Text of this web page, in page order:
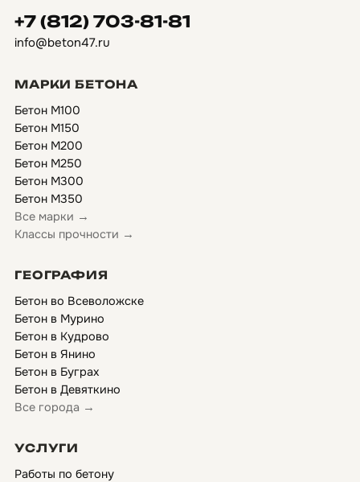
+7 (812) 703-81-81
info@beton47.ru
МАРКИ БЕТОНА
Бетон М100
Бетон М150
Бетон М200
Бетон М250
Бетон М300
Бетон М350
Все марки →
Классы прочности →
ГЕОГРАФИЯ
Бетон во Всеволожске
Бетон в Мурино
Бетон в Кудрово
Бетон в Янино
Бетон в Буграх
Бетон в Девяткино
Все города →
УСЛУГИ
Работы по бетону